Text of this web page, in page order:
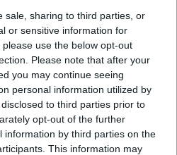
sale, sharing to third parties, or
or sensitive information for
use the below opt-out
Please note that after your
you may continue seeing
personal information utilized by
to third parties prior to
opt-out of the further
information by third parties on the
This information may